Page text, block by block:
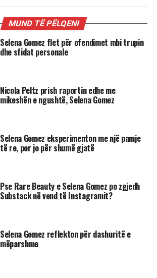
MUND TË PËLQENI
Selena Gomez flet për ofendimet mbi trupin
dhe sfidat personale
Nicola Peltz prish raportin edhe me
mikeshën e ngushtë, Selena Gomez
Selena Gomez eksperimenton me një pamje
të re, por jo për shumë gjatë
Pse Rare Beauty e Selena Gomez po zgjedh
Substack në vend të Instagramit?
Selena Gomez reflekton për dashuritë e
mëparshme